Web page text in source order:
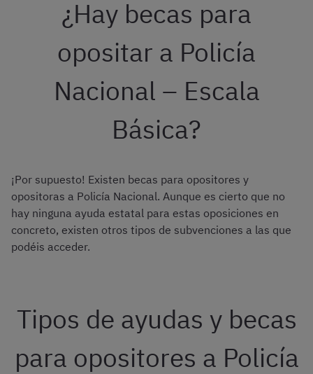
¿Hay becas para
opositar a Policía
Nacional – Escala
Básica?
¡Por supuesto! Existen becas para opositores y
opositoras a Policía Nacional. Aunque es cierto que no
hay ninguna ayuda estatal para estas oposiciones en
concreto, existen otros tipos de subvenciones a las que
podéis acceder.
Tipos de ayudas y becas
para opositores a Policía